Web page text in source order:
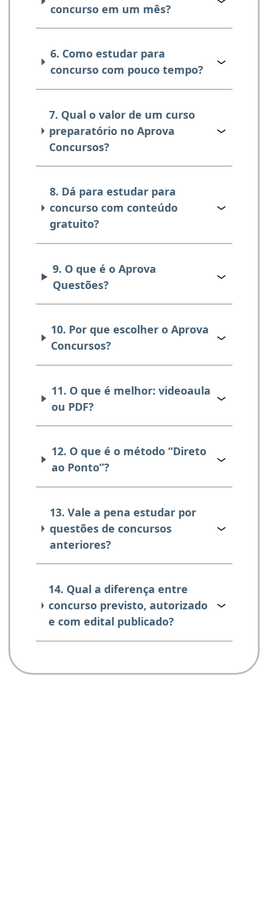
concurso em um mês?
6. Como estudar para
concurso com pouco tempo?
7. Qual o valor de um curso
preparatório no Aprova
Concursos?
8. Dá para estudar para
concurso com conteúdo
gratuito?
9. O que é o Aprova
Questões?
10. Por que escolher o Aprova
Concursos?
11. O que é melhor: videoaula
ou PDF?
12. O que é o método “Direto
ao Ponto”?
13. Vale a pena estudar por
questões de concursos
anteriores?
14. Qual a diferença entre
concurso previsto, autorizado
e com edital publicado?